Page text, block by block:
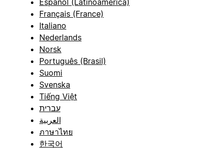
Français (France)
Italiano
Nederlands
Norsk
Português (Brasil)
Suomi
Svenska
Tiếng Việt
עברית
العربية
ภาษาไทย
한국어